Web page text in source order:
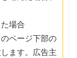
場合
ページ下部の
ます。広告主